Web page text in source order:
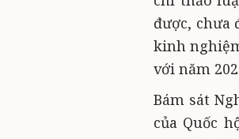
được, chưa
kinh
với năm
Bám sát
của Quốc